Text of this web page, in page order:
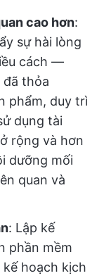
cao hơn:
sự hài lòng
cách —
thỏa
phẩm, duy trì
dụng tài
rộng và hơn
dưỡng mối
quan và
: Lập kế
phần mềm
hoạch kịch